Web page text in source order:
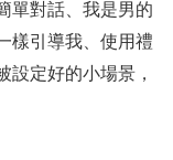
單對話、我是男的
樣引導我、使用禮
設定好的小場景，